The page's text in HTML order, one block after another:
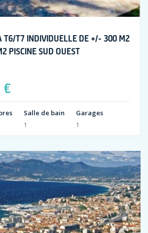
T6/T7 INDIVIDUELLE DE +/- 300 M2
PISCINE SUD OUEST
€
Salle de bain
1
Garages
1